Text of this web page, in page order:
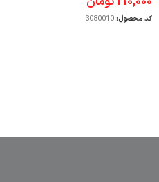
کد محصول:3080010